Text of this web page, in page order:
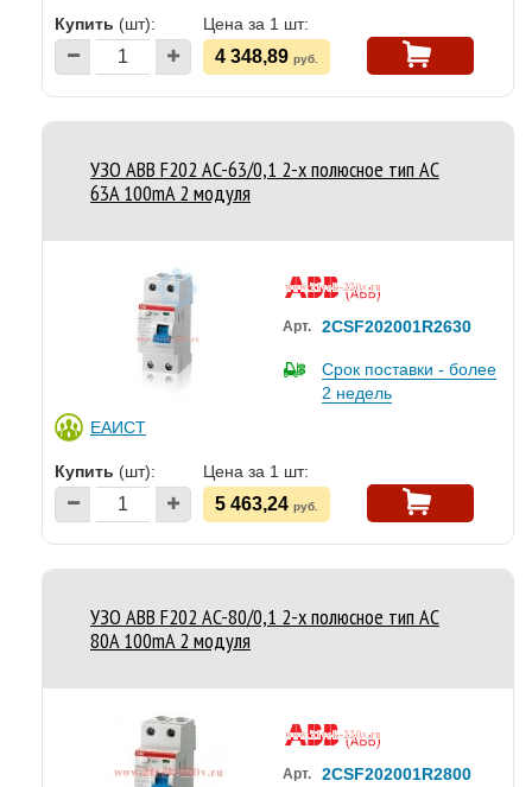
Купить (шт): Цена за 1 шт:
4 348,89 руб.
УЗО ABB F202 AC-63/0,1 2-х полюсное тип AC
63A 100mA 2 модуля
ЕАИСТ
Арт. 2CSF202001R2630
Срок поставки - более
2 недель
Купить (шт): Цена за 1 шт:
5 463,24 руб.
УЗО ABB F202 AC-80/0,1 2-х полюсное тип AC
80A 100mA 2 модуля
Арт. 2CSF202001R2800